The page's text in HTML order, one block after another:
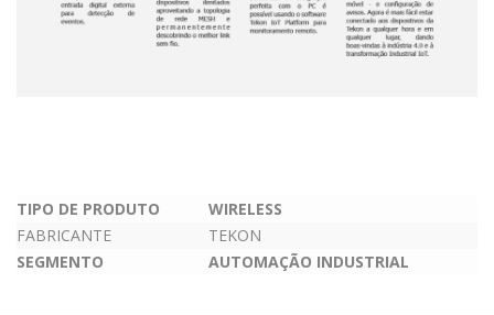
TIPO DE PRODUTO
WIRELESS
FABRICANTE
TEKON
SEGMENTO
AUTOMAÇÃO INDUSTRIAL